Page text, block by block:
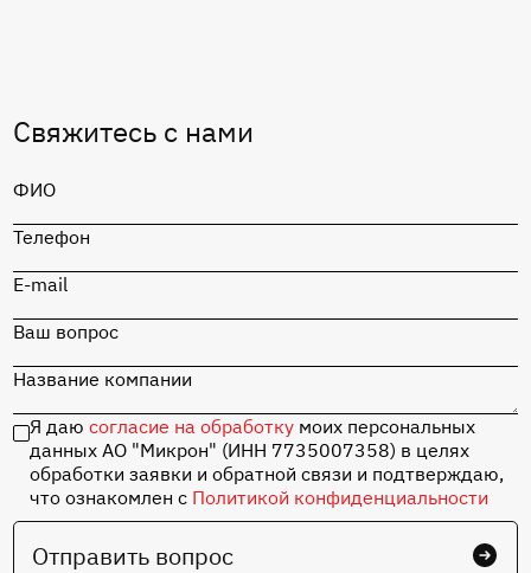
MIK1117S-5.0
Отладочная плата
MIK32 Амур с
комплектующих
Перейти в каталог
Свяжитесь с нами
ФИО
Телефон
E-mail
Ваш вопрос
Название компании
Я даюсогласие на обработку моих персональных
данных АО "Микрон" (ИНН 7735007358) в целях
обработки заявки и обратной связи и подтверждаю,
что ознакомлен с Политикой конфиденциальности
Отправить вопрос